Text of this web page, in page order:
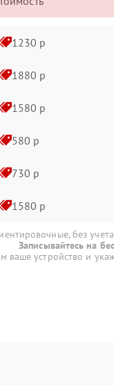
1230 р
1880 р
1580 р
580 р
730 р
1580 р
без
Записывайтесь на
ваше устройство и